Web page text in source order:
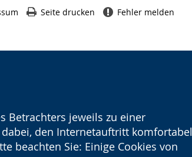
Betrachters jeweils zu einer
den Internetauftritt komfortabel
beachten Sie: Einige Cookies von
Seite drucken Fehler melden